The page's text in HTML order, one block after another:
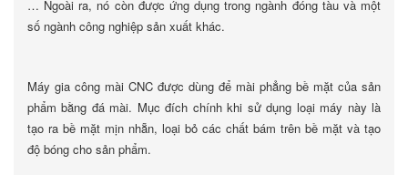
… Ngoài ra, nó còn được ứng dụng trong ngành đóng tàu và một
số ngành công nghiệp sản xuất khác.
Máy gia công mài CNC được dùng để mài phẳng bề mặt của sản
phẩm bằng đá mài. Mục đích chính khi sử dụng loại máy này là
tạo ra bề mặt mịn nhẵn, loại bỏ các chất bám trên bề mặt và tạo
độ bóng cho sản phẩm.